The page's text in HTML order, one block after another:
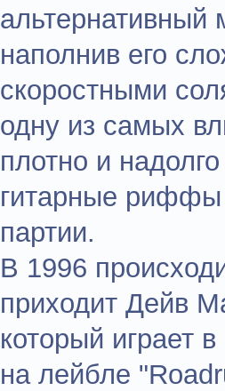
альтернативный
наполнив его
скоростными
одну из самых
плотно и
гитарные риффы
партии.
В 1996
приходит Дейв
который играет
на лейбле